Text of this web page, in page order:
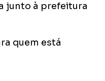
junto à prefeitura
quem está